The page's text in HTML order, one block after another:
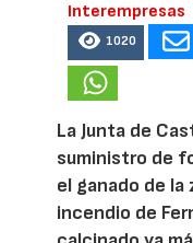
Interempresas
1020
La Junta de
suministro de
el ganado de la
incendio de